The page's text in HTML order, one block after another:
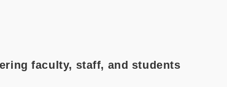
faculty, staff, and students